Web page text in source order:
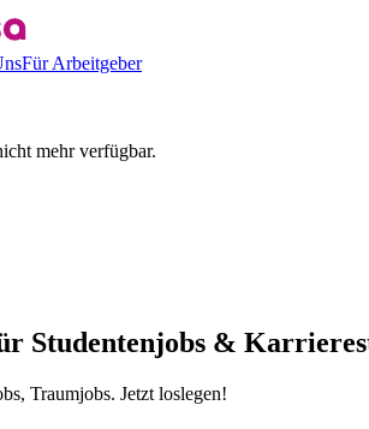
Für Arbeitgeber
mehr verfügbar.
Studentenjobs &
Traumjobs. Jetzt loslegen!